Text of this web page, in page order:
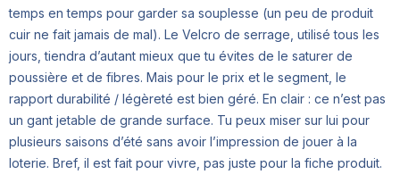
temps en temps pour garder sa souplesse (un peu de produit
cuir ne fait jamais de mal). Le Velcro de serrage, utilisé tous les
jours, tiendra d’autant mieux que tu évites de le saturer de
poussière et de fibres. Mais pour le prix et le segment, le
rapport durabilité / légèreté est bien géré. En clair : ce n’est pas
un gant jetable de grande surface. Tu peux miser sur lui pour
plusieurs saisons d’été sans avoir l’impression de jouer à la
loterie. Bref, il est fait pour vivre, pas juste pour la fiche produit.